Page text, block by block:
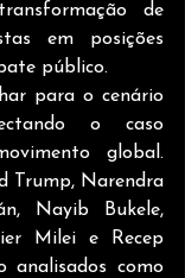
de
em posições
público.
para o cenário
o caso
global.
Trump, Narendra
Nayib Bukele,
Milei e Recep
analisados como